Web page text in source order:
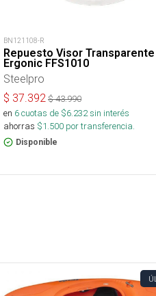
BN121108-R
Repuesto Visor Transparente
Ergonic FFS1010
Steelpro
$ 37.392 $43.990
en 6cuotas de $6.232sin interés
ahorras $1.500 por transferencia.
Disponible